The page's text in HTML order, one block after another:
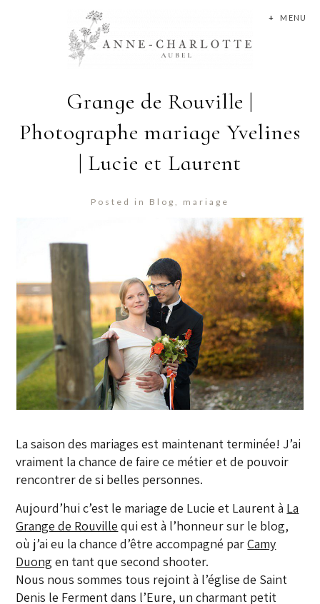
MENU
+
Grange de Rouville |
Photographe mariage Yvelines
| Lucie et Laurent
Posted in Blog , mariage
La saison des mariages est maintenant terminée! J’ai
vraiment la chance de faire ce métier et de pouvoir
rencontrer de si belles personnes.
Aujourd’hui c’est le mariage de Lucie et Laurent à La
Grange de Rouville qui est à l’honneur sur le blog,
où j’ai eu la chance d’être accompagné parCamy
Duong en tant que second shooter.
Nous nous sommes tous rejoint à l’église de Saint
Denis le Ferment dans l’Eure, un charmant petit